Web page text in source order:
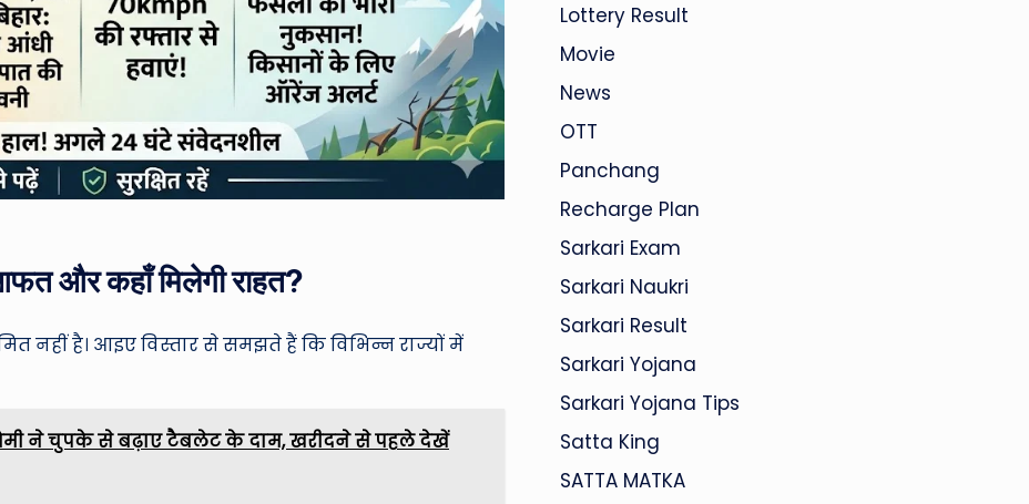
और कहाँ मिलेगी राहत?
नहीं है। आइए विस्तार से समझते हैं कि विभिन्न राज्यों में
ने चुपके से बढ़ाए टैबलेट के दाम, खरीदने से पहले देखें
Lottery Result
Movie
News
OTT
Panchang
Recharge Plan
Sarkari Exam
Sarkari Naukri
Sarkari Result
Sarkari Yojana
Sarkari Yojana Tips
Satta King
SATTA MATKA